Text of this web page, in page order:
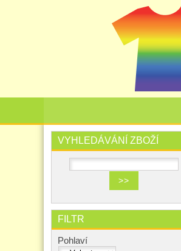
VYHLEDÁVÁNÍ ZBOŽÍ
FILTR
Pohlaví